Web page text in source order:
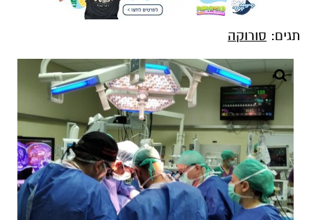
תגים: סורוקה